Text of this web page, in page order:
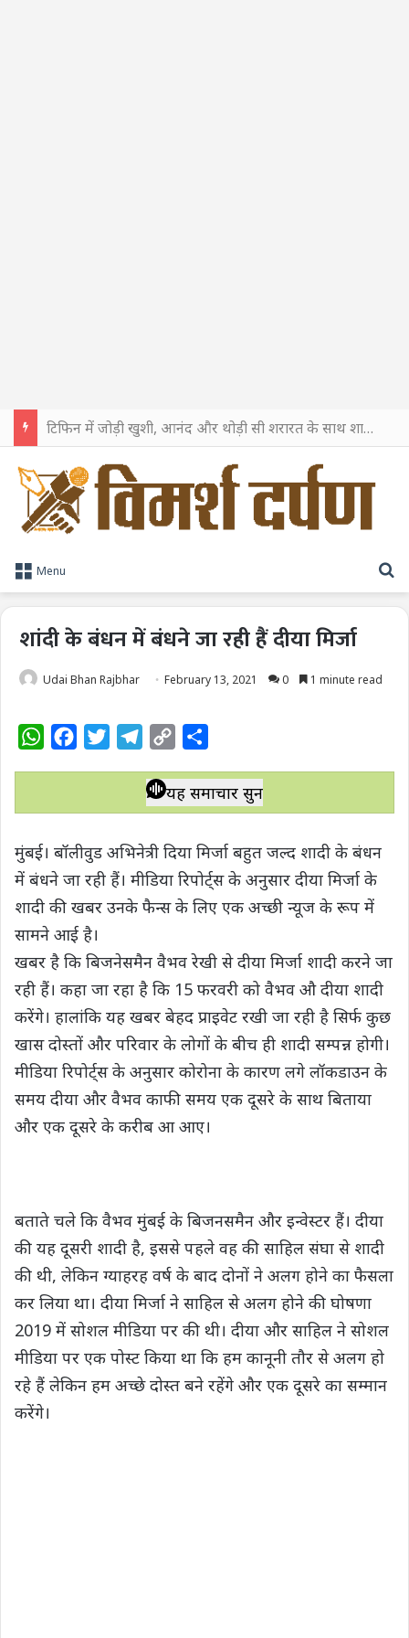
टिफिन में जोड़ी खुशी, आनंद और थोड़ी सी शरारत के साथ शाहरुख खान ने टिफिन बॉक्स को दी हैप्पी एंडिंग
Menu
शांदी के बंधन में बंधने जा रही हैं दीया मिर्जा
Udai Bhan Rajbhar February 13, 2021 0 1 minute read
W
t
A
p
p
e
b
o
o
k
t
e
r
l
e
r
a
m
p
y
i
n
k
a
r
यह समाचार सुनें
मुंबई। बॉलीवुड अभिनेत्री दिया मिर्जा बहुत जल्द शादी के बंधन
में बंधने जा रही हैं। मीडिया रिपोर्ट्स के अनुसार दीया मिर्जा के
शादी की खबर उनके फैन्स के लिए एक अच्छी न्यूज के रूप में
सामने आई है।
खबर है कि बिजनेसमैन वैभव रेखी से दीया मिर्जा शादी करने जा
रही हैं। कहा जा रहा है कि 15 फरवरी को वैभव औ दीया शादी
करेंगे। हालांकि यह खबर बेहद प्राइवेट रखी जा रही है सिर्फ कुछ
खास दोस्तों और परिवार के लोगों के बीच ही शादी सम्पन्न होगी।
मीडिया रिपोर्ट्स के अनुसार कोरोना के कारण लगे लॉकडाउन के
समय दीया और वैभव काफी समय एक दूसरे के साथ बिताया
और एक दूसरे के करीब आ आए।
बताते चले कि वैभव मुंबई के बिजनसमैन और इन्वेस्टर हैं। दीया
की यह दूसरी शादी है, इससे पहले वह की साहिल संघा से शादी
की थी, लेकिन ग्याहरह वर्ष के बाद दोनों ने अलग होने का फैसला
कर लिया था। दीया मिर्जा ने साहिल से अलग होने की घोषणा
2019 में सोशल मीडिया पर की थी। दीया और साहिल ने सोशल
मीडिया पर एक पोस्ट किया था कि हम कानूनी तौर से अलग हो
रहे हैं लेकिन हम अच्छे दोस्त बने रहेंगे और एक दूसरे का सम्मान
करेंगे।